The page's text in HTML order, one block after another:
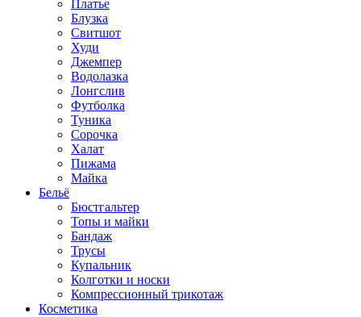
Платье
Блузка
Свитшот
Худи
Джемпер
Водолазка
Лонгслив
Футболка
Туника
Сорочка
Халат
Пижама
Майка
Бельё
Бюстгальтер
Топы и майки
Бандаж
Трусы
Купальник
Колготки и носки
Компрессионный трикотаж
Косметика